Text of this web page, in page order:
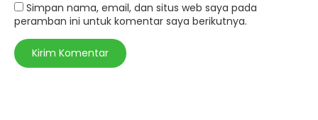
Simpan nama, email, dan situs web saya pada
peramban ini untuk komentar saya berikutnya.